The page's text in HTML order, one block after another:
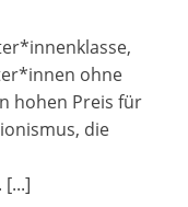
ohne
hohen Preis für
die
[...]